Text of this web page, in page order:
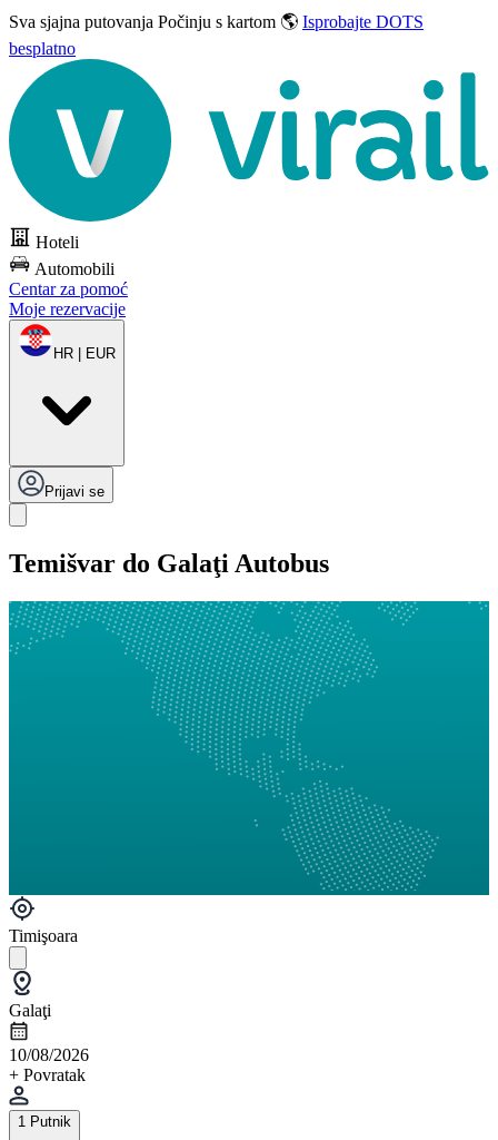
Sva sjajna putovanja Počinju s kartom 🌎 Isprobajte DOTS
besplatno
Hoteli
Automobili
Centar za pomoć
Moje rezervacije
HR | EUR
Prijavi se
Temišvar do Galaţi Autobus
Timişoara
Galaţi
10/08/2026
+ Povratak
1 Putnik